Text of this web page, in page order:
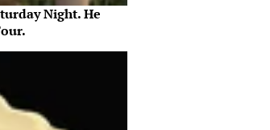
Night. He